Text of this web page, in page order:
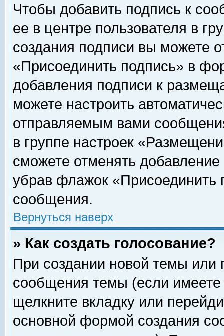
Чтобы добавить подпись к
ее в центре пользователя в
создания подписи вы можете
«Присоединить подпись» в
добавления подписи к
можете настроить
отправляемым вами
в группе настроек
сможете отменять
убрав флажок «Присоединить
сообщения.
Вернуться наверх
» Как создать голосование?
При создании новой темы или
сообщения темы (если
щелкните вкладку или
основной формой создания